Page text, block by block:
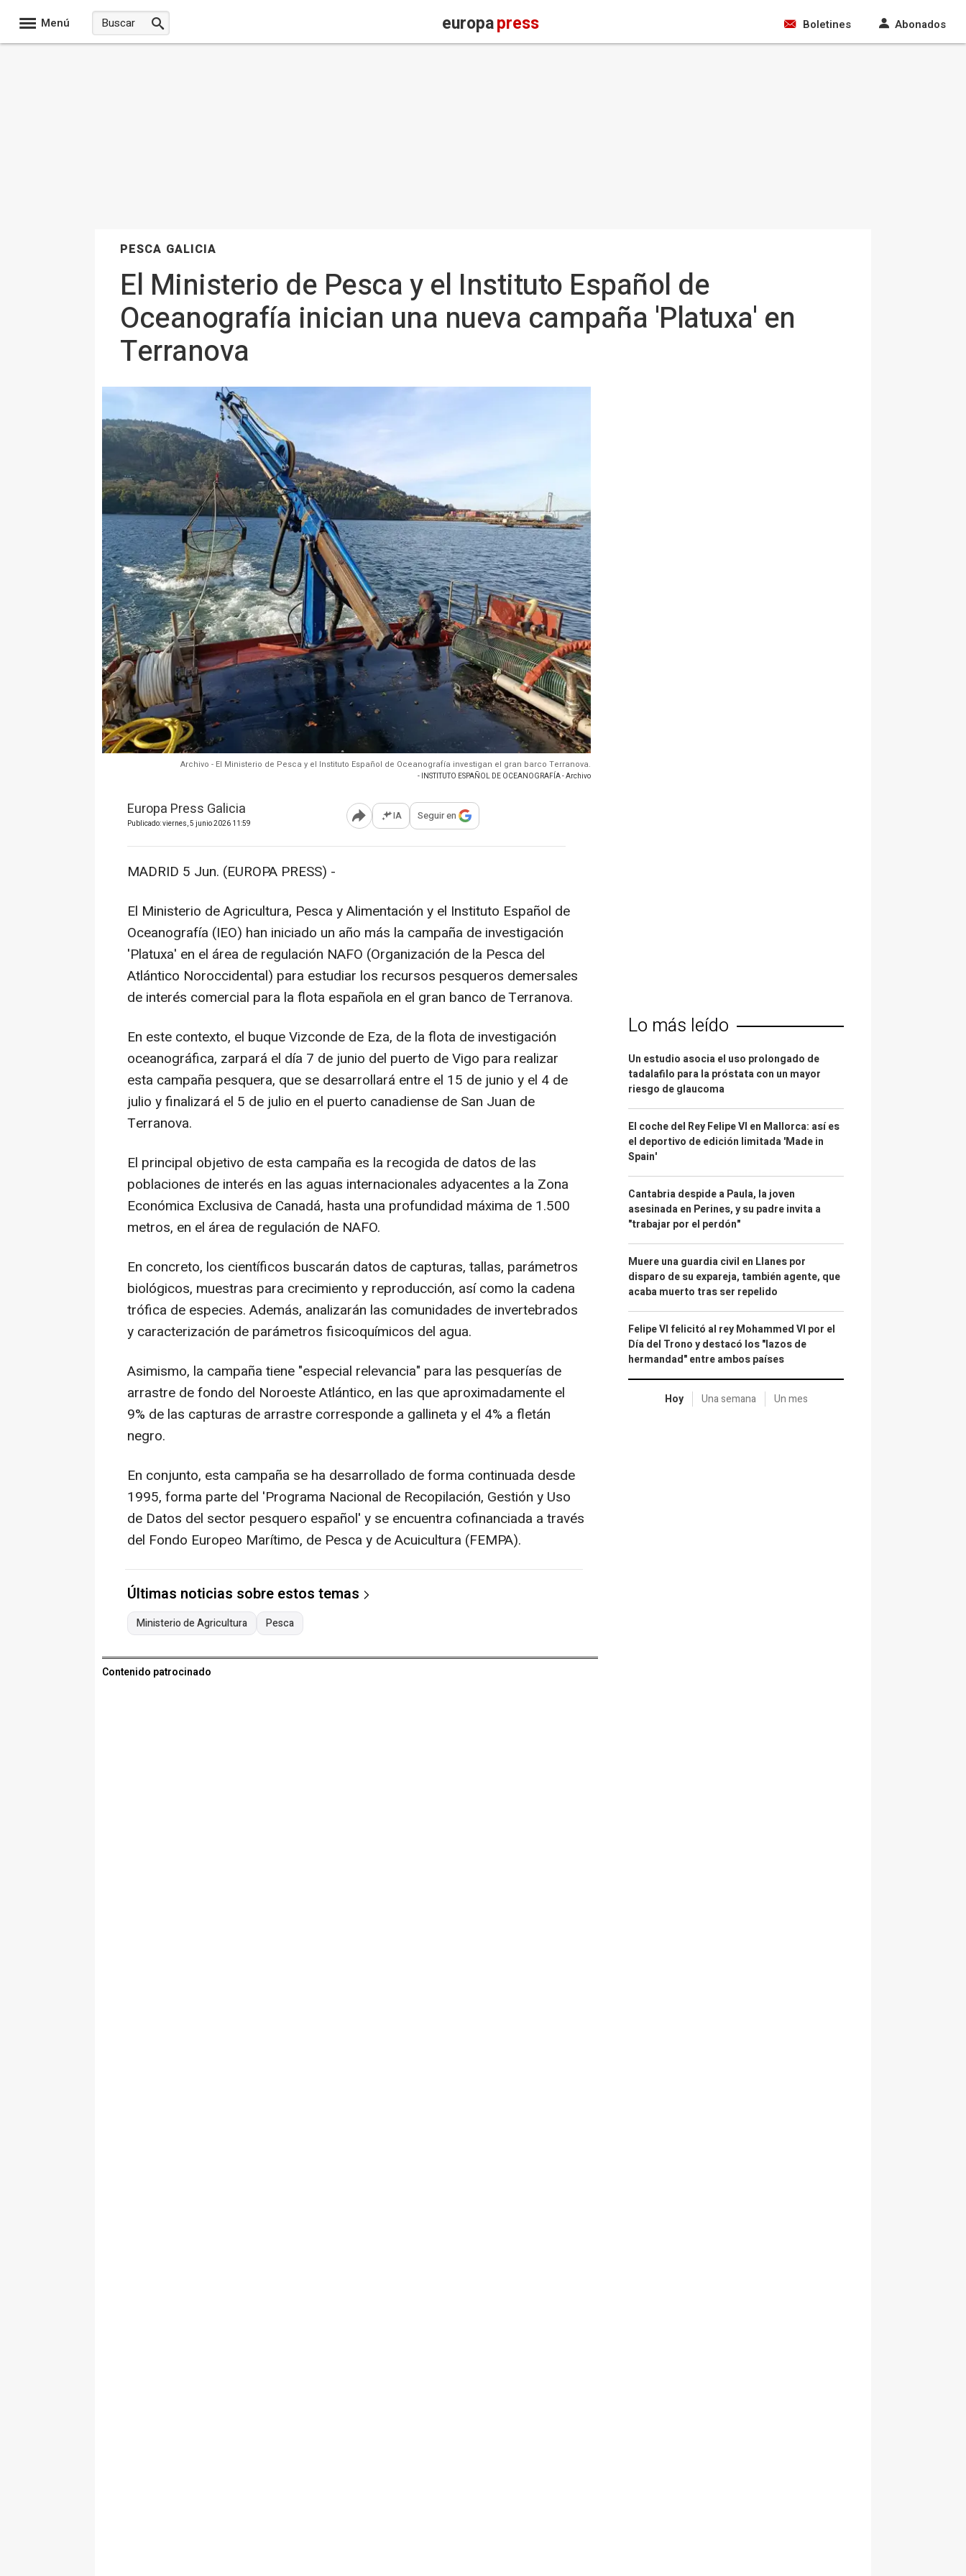
Menú europapress Boletines Abonados
PESCA GALICIA
El Ministerio de Pesca y el Instituto Español de
Oceanografía inician una nueva campaña 'Platuxa' en
Terranova
Archivo - El Ministerio de Pesca y el Instituto Español de Oceanografía investigan el gran barco Terranova.
- INSTITUTO ESPAÑOL DE OCEANOGRAFÍA - Archivo
Europa Press Galicia
Publicado: viernes, 5 junio 2026 11:59 Abrir opciones para compartir
IA Seguir en
MADRID 5 Jun. (EUROPA PRESS) -
El Ministerio de Agricultura, Pesca y Alimentación y el Instituto Español de
Oceanografía (IEO) han iniciado un año más la campaña de investigación
'Platuxa' en el área de regulación NAFO (Organización de la Pesca del
Atlántico Noroccidental) para estudiar los recursos pesqueros demersales
de interés comercial para la flota española en el gran banco de Terranova.
En este contexto, el buque Vizconde de Eza, de la flota de investigación
oceanográfica, zarpará el día 7 de junio del puerto de Vigo para realizar
esta campaña pesquera, que se desarrollará entre el 15 de junio y el 4 de
julio y finalizará el 5 de julio en el puerto canadiense de San Juan de
Terranova.
El principal objetivo de esta campaña es la recogida de datos de las
poblaciones de interés en las aguas internacionales adyacentes a la Zona
Económica Exclusiva de Canadá, hasta una profundidad máxima de 1.500
metros, en el área de regulación de NAFO.
En concreto, los científicos buscarán datos de capturas, tallas, parámetros
biológicos, muestras para crecimiento y reproducción, así como la cadena
trófica de especies. Además, analizarán las comunidades de invertebrados
y caracterización de parámetros fisicoquímicos del agua.
Asimismo, la campaña tiene "especial relevancia" para las pesquerías de
arrastre de fondo del Noroeste Atlántico, en las que aproximadamente el
9% de las capturas de arrastre corresponde a gallineta y el 4% a fletán
negro.
En conjunto, esta campaña se ha desarrollado de forma continuada desde
1995, forma parte del 'Programa Nacional de Recopilación, Gestión y Uso
de Datos del sector pesquero español' y se encuentra cofinanciada a través
del Fondo Europeo Marítimo, de Pesca y de Acuicultura (FEMPA).
Últimas noticias sobre estos temas
Ministerio de Agricultura Pesca
Contenido patrocinado
Lo más leído
Un estudio asocia el uso prolongado de
tadalafilo para la próstata con un mayor
riesgo de glaucoma
El coche del Rey Felipe VI en Mallorca: así es
el deportivo de edición limitada 'Made in
Spain'
Cantabria despide a Paula, la joven
asesinada en Perines, y su padre invita a
"trabajar por el perdón"
Muere una guardia civil en Llanes por
disparo de su expareja, también agente, que
acaba muerto tras ser repelido
Felipe VI felicitó al rey Mohammed VI por el
Día del Trono y destacó los "lazos de
hermandad" entre ambos países
Hoy Una semana Un mes